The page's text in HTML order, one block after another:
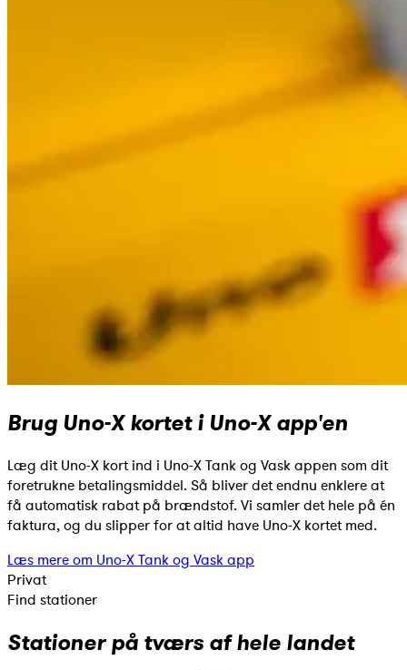
Brug Uno-X kortet i Uno-X app'en
Læg dit Uno-X kort ind i Uno-X Tank og Vask appen som dit
foretrukne betalingsmiddel. Så bliver det endnu enklere at
få automatisk rabat på brændstof. Vi samler det hele på én
faktura, og du slipper for at altid have Uno-X kortet med.
Læs mere om Uno-X Tank og Vask app
Privat
Find stationer
Stationer på tværs af hele landet